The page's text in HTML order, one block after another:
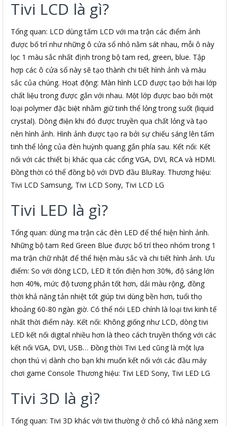
Tivi LCD là gì?
Tổng quan: LCD dùng tấm LCD với ma trận các điểm ảnh
được bố trí như những ô cửa sổ nhỏ nằm sát nhau, mỗi ô này
lọc 1 màu sắc nhất định trong bộ tam red, green, blue. Tập
hợp các ô cửa sổ này sẽ tạo thành chi tiết hình ảnh và màu
sắc của chúng. Hoạt động: Màn hình LCD được tạo bởi hai lớp
chất liệu trong được gắn với nhau. Một lớp được bao bởi một
loại polymer đặc biệt nhằm giữ tinh thể lỏng trong suốt (liquid
crystal). Dòng điện khi đó được truyền qua chất lỏng và tạo
nên hình ảnh. Hình ảnh được tạo ra bởi sự chiếu sáng lên tấm
tinh thể lỏng của đèn huỳnh quang gắn phía sau. Kết nối: Kết
nối với các thiết bị khác qua các cổng VGA, DVI, RCA và HDMI.
Đồng thời có thể đồng bộ với DVD đầu BluRay. Thương hiệu:
Tivi LCD Samsung, Tivi LCD Sony, Tivi LCD LG
Tivi LED là gì?
Tổng quan: dùng ma trận các đèn LED để thể hiện hình ảnh.
Những bộ tam Red Green Blue được bố trí theo nhóm trong 1
ma trận chữ nhật để thể hiện màu sắc và chi tiết hình ảnh. Ưu
điểm: So với dòng LCD, LED ít tốn điện hơn 30%, độ sáng lớn
hơn 40%, mức độ tương phản tốt hơn, dải màu rộng, đồng
thời khả năng tản nhiệt tốt giúp tivi dùng bền hơn, tuổi thọ
khoảng 60-80 ngàn giờ. Có thể nói LED chính là loại tivi kinh tế
nhất thời điểm này. Kết nối: Không giống như LCD, dòng tivi
LED kết nối digital nhiều hơn là theo cách truyền thống với các
kết nối VGA, DVI, USB… Đồng thời Tivi Led cũng là một lựa
chọn thú vị dành cho bạn khi muốn kết nối với các đầu máy
chơi game Console Thương hiệu: Tivi LED Sony, Tivi LED LG
Tivi 3D là gì?
Tổng quan: Tivi 3D khác với tivi thường ở chỗ có khả năng xem